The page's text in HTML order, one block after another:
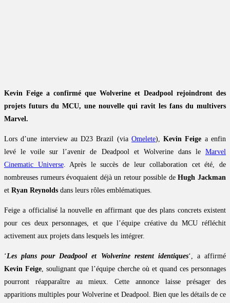
Kevin Feige a confirmé que Wolverine et Deadpool rejoindront des
projets futurs du MCU, une nouvelle qui ravit les fans du multivers
Marvel.
Lors d’une interview au D23 Brazil (via Omelete),Kevin Feige a enfin
levé le voile sur l’avenir de Deadpool et Wolverine dans le Marvel
Cinematic Universe. Après le succès de leur collaboration cet été, de
nombreuses rumeurs évoquaient déjà un retour possible deHugh Jackman
et Ryan Reynolds dans leurs rôles emblématiques.
Feige a officialisé la nouvelle en affirmant que des plans concrets existent
pour ces deux personnages, et que l’équipe créative du MCU réfléchit
activement aux projets dans lesquels les intégrer.
‘Les plans pour Deadpool et Wolverine restent identiques‘, a affirmé
Kevin Feige, soulignant que l’équipe cherche où et quand ces personnages
pourront réapparaître au mieux. Cette annonce laisse présager des
apparitions multiples pour Wolverine et Deadpool. Bien que les détails de ce